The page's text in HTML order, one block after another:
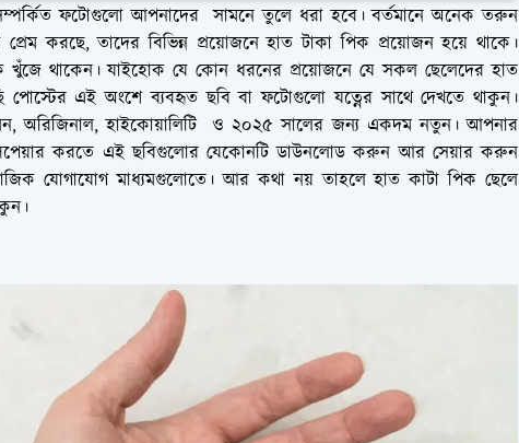
ফটোগুলো আপনাদের সামনে তুলে ধরা হবে। বর্তমানে অনেক তরুন
করছে, তাদের বিভিন্ন প্রয়োজনে হাত টাকা পিক প্রয়োজন হয়ে থাকে।
খুঁজে থাকেন। যাইহোক যে কোন ধরনের প্রয়োজনে যে সকল ছেলেদের হাত
পোস্টের এই অংশে ব্যবহৃত ছবি বা ফটোগুলো যত্নের সাথে দেখতে থাকুন।
হাইকোয়ালিটি ও ২০২৫ সালের জন্য একদম নতুন। আপনার
করতে এই ছবিগুলোর যেকোনটি ডাউনলোড করুন আর সেয়ার করুন
যোগাযোগ মাধ্যমগুলোতে। আর কথা নয় তাহলে হাত কাটা পিক ছেলে